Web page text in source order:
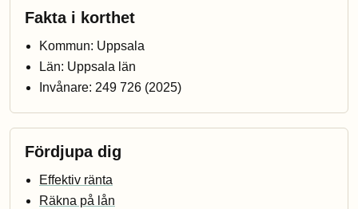
Fakta i korthet
Kommun: Uppsala
Län: Uppsala län
Invånare: 249 726 (2025)
Fördjupa dig
Effektiv ränta
Räkna på lån